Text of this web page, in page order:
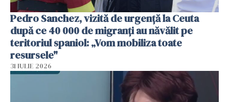
Pedro Sanchez, vizită de urgență la Ceuta
după ce 40 000 de migranți au năvălit pe
teritoriul spaniol: „Vom mobiliza toate
resursele"
31 IULIE 2026